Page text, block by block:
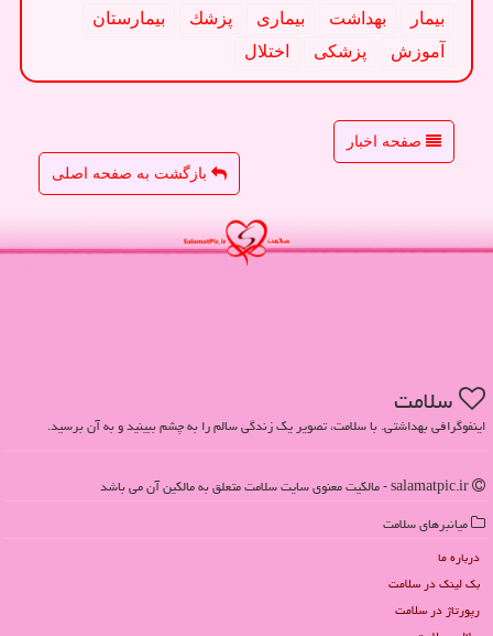
بیمار بهداشت بیماری پزشك
بیمارستان
آموزش
پزشكی اختلال
صفحه اخبار
بازگشت به صفحه اصلی
سلامت
اینفوگرافی بهداشتی. با سلامت، تصویر یک زندگی سالم را به چشم ببینید و به آن برسید.
میانبرهای سلامت
درباره ما
بک لینک در سلامت
رپورتاژ در سلامت